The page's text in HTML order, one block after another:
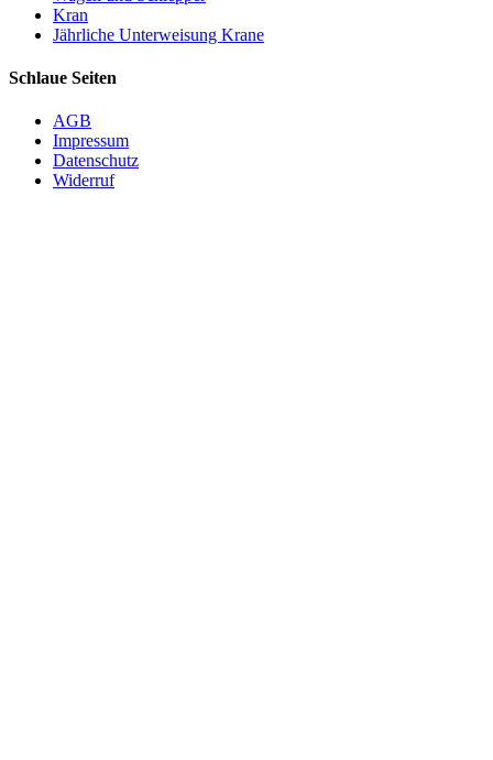
Kran
Jährliche Unterweisung Krane
Schlaue Seiten
AGB
Impressum
Datenschutz
Widerruf